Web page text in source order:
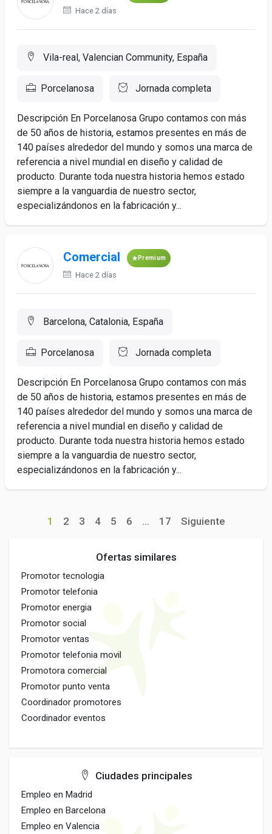
Hace 2 días
Vila-real, Valencian Community, España
Porcelanosa Jornada completa
Descripción En Porcelanosa Grupo contamos con más
de 50 años de historia, estamos presentes en más de
140 países alrededor del mundo y somos una marca de
referencia a nivel mundial en diseño y calidad de
producto. Durante toda nuestra historia hemos estado
siempre a la vanguardia de nuestro sector,
especializándonos en la fabricación y...
Comercial Premium
Hace 2 días
Barcelona, Catalonia, España
Porcelanosa Jornada completa
Descripción En Porcelanosa Grupo contamos con más
de 50 años de historia, estamos presentes en más de
140 países alrededor del mundo y somos una marca de
referencia a nivel mundial en diseño y calidad de
producto. Durante toda nuestra historia hemos estado
siempre a la vanguardia de nuestro sector,
especializándonos en la fabricación y...
1 2 3 4 5 6 ... 17 Siguiente
Ofertas similares
Promotor tecnologia
Promotor telefonia
Promotor energia
Promotor social
Promotor ventas
Promotor telefonia movil
Promotora comercial
Promotor punto venta
Coordinador promotores
Coordinador eventos
Ciudades principales
Empleo en Madrid
Empleo en Barcelona
Empleo en Valencia